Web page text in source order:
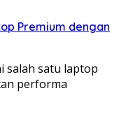
Premium dengan
salah satu laptop
performa